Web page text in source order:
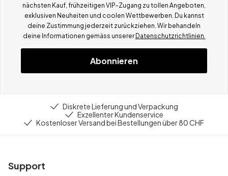
nächsten Kauf, frühzeitigen VIP-Zugang zu tollen Angeboten,
exklusiven Neuheiten und coolen Wettbewerben. Du kannst
deine Zustimmung jederzeit zurückziehen. Wir behandeln
deine Informationen gemäss unserer Datenschutzrichtlinien.
Abonnieren
Diskrete Lieferung und Verpackung
Exzellenter Kundenservice
Kostenloser Versand bei Bestellungen über 80 CHF
Support